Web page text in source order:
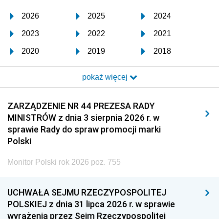
2026 2025 2024
2023 2022 2021
2020 2019 2018
2017 2016 2015
2014 2013 2012
2011 2010 2009
2008 2007 2006
2005
1996 1995 1994
1993 1992 1991
pokaż więcej
ZARZĄDZENIE NR 44 PREZESA RADY
MINISTRÓW z dnia 3 sierpnia 2026 r. w
sprawie Rady do spraw promocji marki
Polski
Monitor Polski rok 2026 poz. 755
UCHWAŁA SEJMU RZECZYPOSPOLITEJ
POLSKIEJ z dnia 31 lipca 2026 r. w sprawie
wyrażenia przez Sejm Rzeczypospolitej